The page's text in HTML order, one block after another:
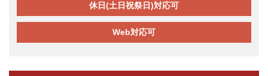
休日(土日祝祭日)対応可
Web対応可